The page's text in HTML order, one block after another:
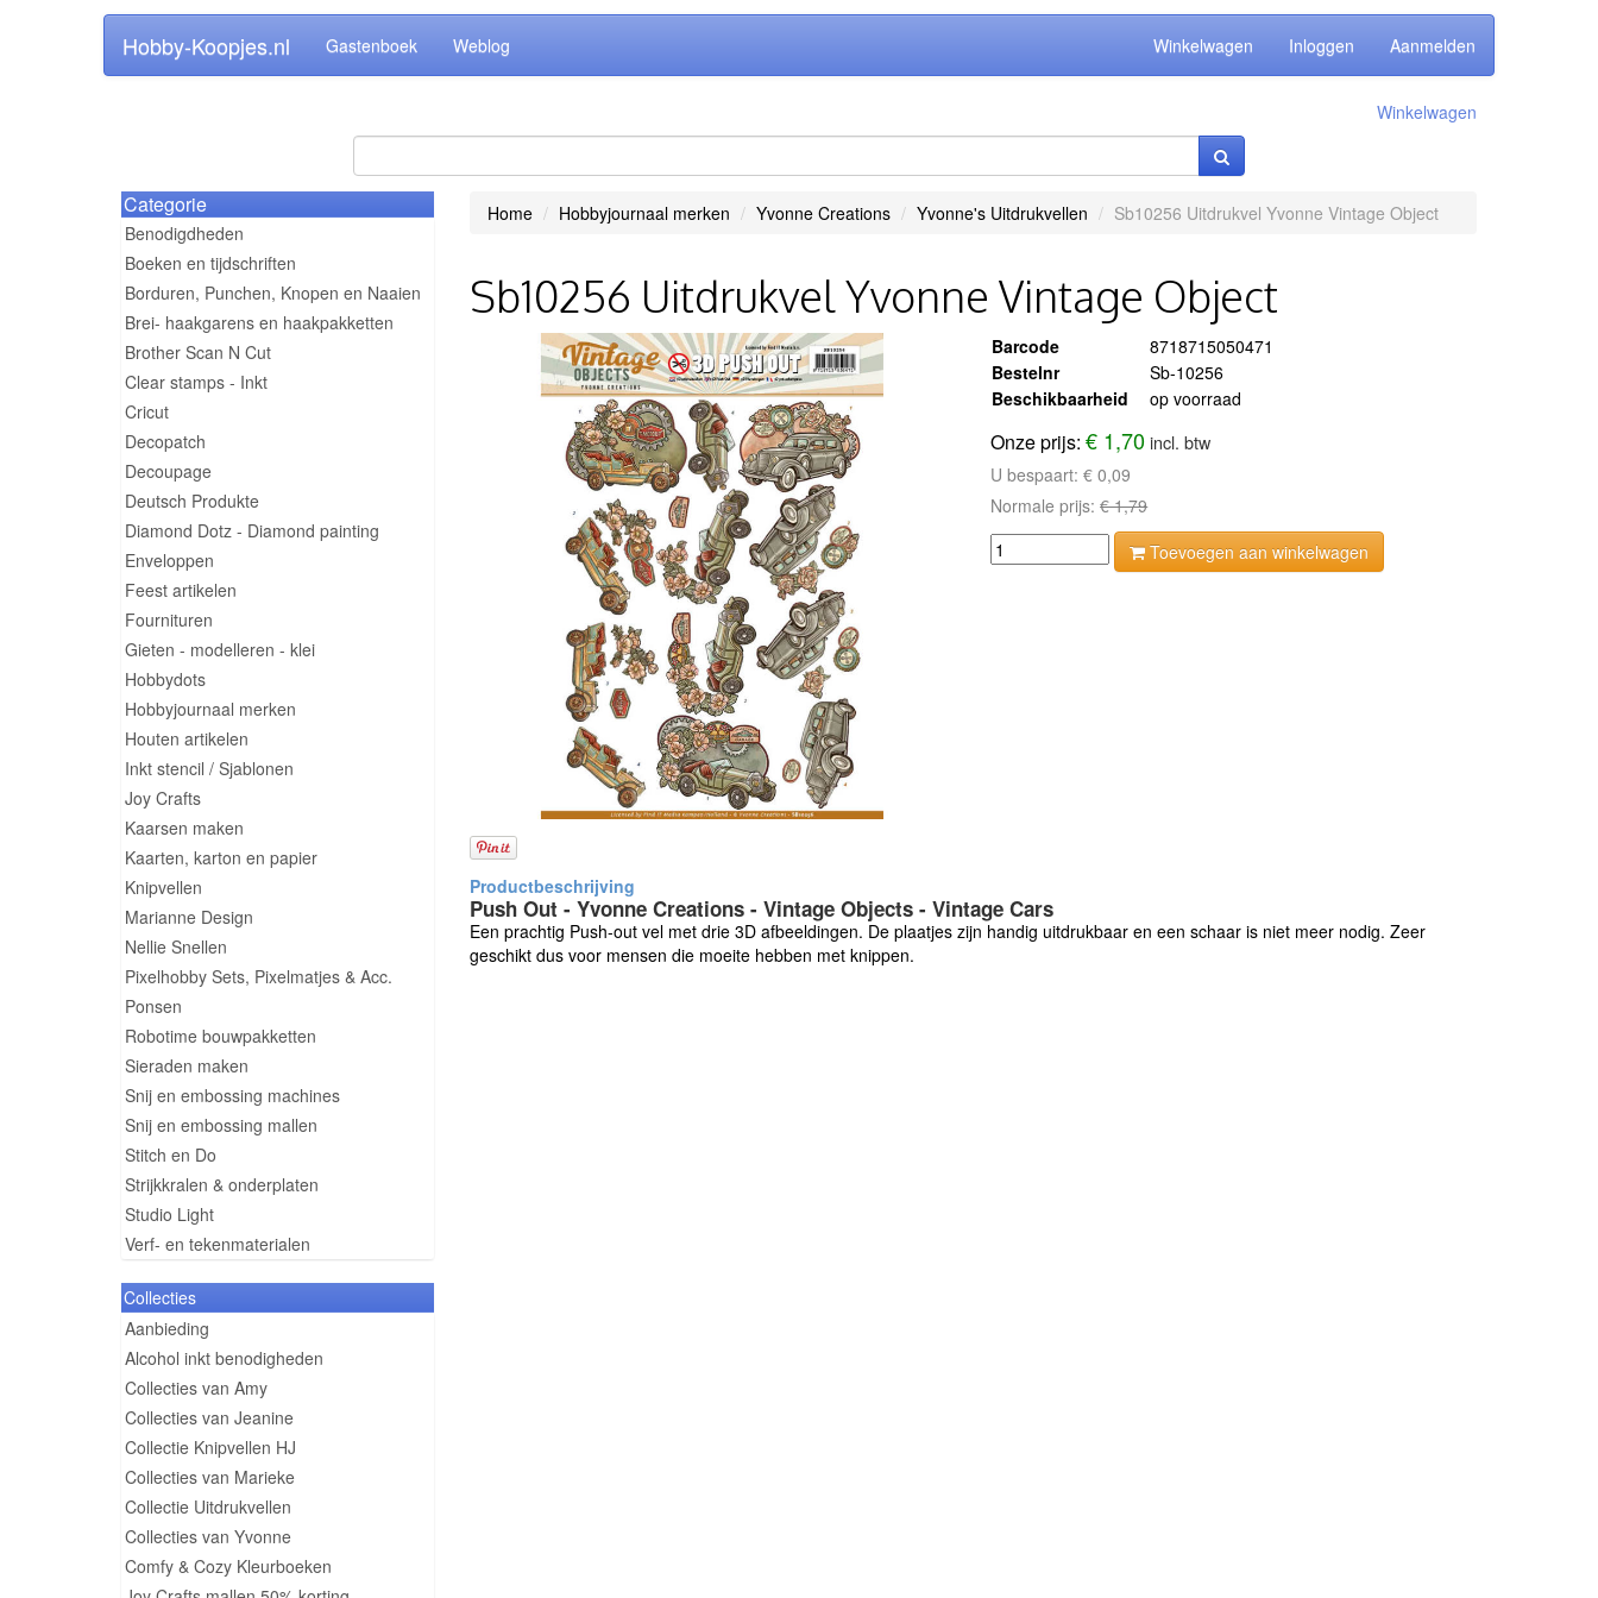
Hobby-Koopjes.nl Gastenboek Weblog Winkelwagen Inloggen Aanmelden
Winkelwagen
Categorie
Benodigdheden
Boeken en tijdschriften
Borduren, Punchen, Knopen en Naaien
Brei- haakgarens en haakpakketten
Brother Scan N Cut
Clear stamps - Inkt
Cricut
Decopatch
Decoupage
Deutsch Produkte
Diamond Dotz - Diamond painting
Enveloppen
Feest artikelen
Fournituren
Gieten - modelleren - klei
Hobbydots
Hobbyjournaal merken
Houten artikelen
Inkt stencil / Sjablonen
Joy Crafts
Kaarsen maken
Kaarten, karton en papier
Knipvellen
Marianne Design
Nellie Snellen
Pixelhobby Sets, Pixelmatjes & Acc.
Ponsen
Robotime bouwpakketten
Sieraden maken
Snij en embossing machines
Snij en embossing mallen
Stitch en Do
Strijkkralen & onderplaten
Studio Light
Verf- en tekenmaterialen
Collecties
Aanbieding
Alcohol inkt benodigheden
Collecties van Amy
Collecties van Jeanine
Collectie Knipvellen HJ
Collecties van Marieke
Collectie Uitdrukvellen
Collecties van Yvonne
Comfy & Cozy Kleurboeken
Home Hobbyjournaal merken Yvonne Creations Yvonne's Uitdrukvellen Sb10256 Uitdrukvel Yvonne Vintage Object
Sb10256 Uitdrukvel Yvonne Vintage Object
Barcode
8718715050471
Bestelnr
Sb-10256
Beschikbaarheid
op voorraad
Onze prijs:€ 1,70 incl. btw
U bespaart:€ 0,09
Normale prijs:€ 1,79
Toevoegen aan winkelwagen
Push Out - Yvonne Creations - Vintage Objects - Vintage Cars
Een prachtig Push-out vel met drie 3D afbeeldingen. De plaatjes zijn handig uitdrukbaar en een schaar is niet meer nodig. Zeer
geschikt dus voor mensen die moeite hebben met knippen.